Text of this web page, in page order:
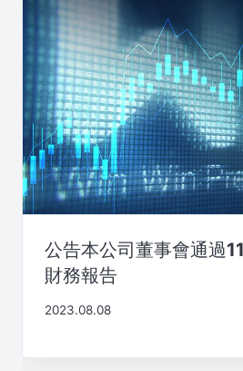
公告本公司董事會通過
財務報告
2023.08.08